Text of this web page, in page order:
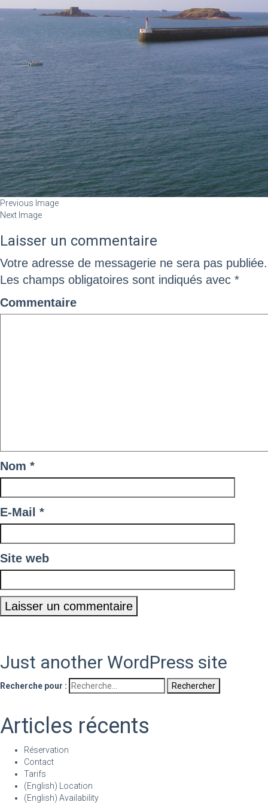
Previous Image
Next Image
Laisser un commentaire
Votre adresse de messagerie ne sera pas publiée.
Les champs obligatoires sont indiqués avec *
Commentaire
Nom *
E-Mail *
Site web
Just another WordPress site
Recherche pour :
Articles récents
Réservation
Contact
Tarifs
(English) Location
(English) Availability